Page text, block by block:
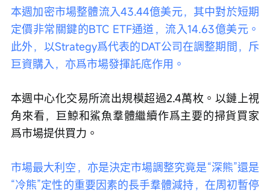
本週加密市場整體流入43.44億美元，其中對於短期
定價非常關鍵的BTC ETF通道，流入14.63億美元。
此外，以Strategy爲代表的DAT公司在調整期間，斥
巨資購入，亦爲市場發揮託底作用。
本週中心化交易所流出規模超過2.4萬枚。以鏈上視
角來看，巨鯨和鯊魚羣體繼續作爲主要的掃貨買家
爲市場提供買力。
市場最大利空，亦是決定市場調整究竟是“深熊”還是
“冷熊”定性的重要因素的長手羣體減持，在周初暫停